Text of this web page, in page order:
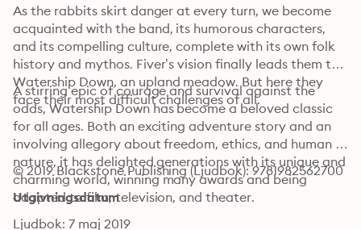
As the rabbits skirt danger at every turn, we become
acquainted with the band, its humorous characters,
and its compelling culture, complete with its own folk
history and mythos. Fiver’s vision finally leads them to
Watership Down, an upland meadow. But here they
face their most difficult challenges of all.
A stirring epic of courage and survival against the
odds, Watership Down has become a beloved classic
for all ages. Both an exciting adventure story and an
involving allegory about freedom, ethics, and human
nature, it has delighted generations with its unique and
charming world, winning many awards and being
adapted to film, television, and theater.
© 2019 Blackstone Publishing (Ljudbok): 9781982562700
Utgivningsdatum
Ljudbok: 7 maj 2019